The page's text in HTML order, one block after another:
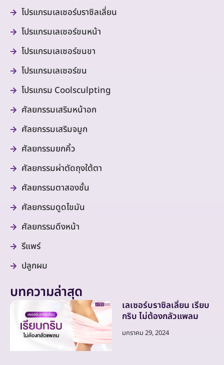
โปรแกรมเลเซอร์บราซิลเลี่ยน
โปรแกรมเลเซอร์ขนหน้า
โปรแกรมเลเซอร์ขนขา
โปรแกรมเลเซอร์ขน
โปรแกรม Coolsculpting
ศัลยกรรมเสริมหน้าอก
ศัลยกรรมเสริมจมูก
ศัลยกรรมยกคิ้ว
ศัลยกรรมผ่าตัดถุงใต้ตา
ศัลยกรรมตาสองชั้น
ศัลยกรรมดูดไขมัน
ศัลยกรรมดึงหน้า
รีแพร์
ปลูกผม
บทความล่าสุด
เลเซอร์บราซิลเลี่ยน เรียบ
กริบ ไม่ต้องกลัวแพลม
มกราคม 29, 2024